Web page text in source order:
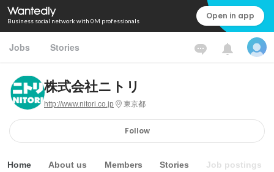
Business social network with 0M professionals Open in app
Jobs Stories
株式会社ニトリ
http://www.nitori.co.jp 東京都
Follow
Home About us Members Stories Job postings